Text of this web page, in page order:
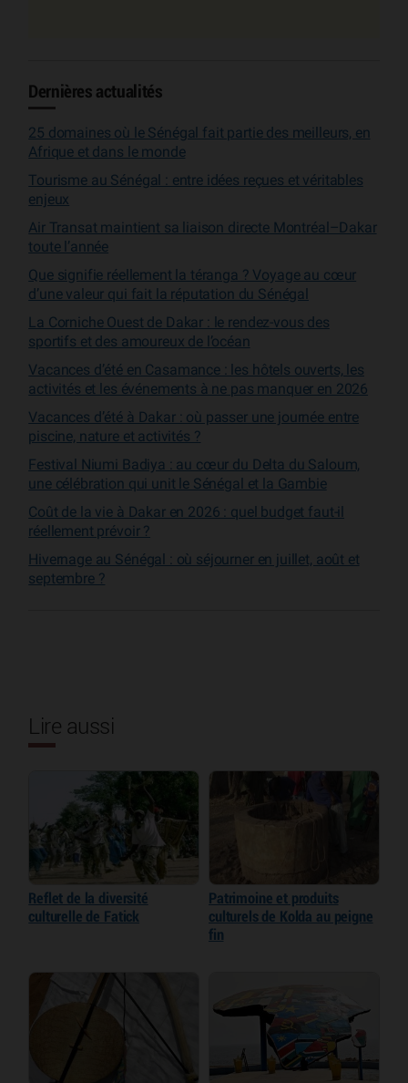
Dernières actualités
25 domaines où le Sénégal fait partie des meilleurs, en
Afrique et dans le monde
Tourisme au Sénégal : entre idées reçues et véritables
enjeux
Air Transat maintient sa liaison directe Montréal–Dakar
toute l’année
Que signifie réellement la téranga ? Voyage au cœur
d’une valeur qui fait la réputation du Sénégal
La Corniche Ouest de Dakar : le rendez-vous des
sportifs et des amoureux de l’océan
Vacances d’été en Casamance : les hôtels ouverts, les
activités et les événements à ne pas manquer en 2026
Vacances d’été à Dakar : où passer une journée entre
piscine, nature et activités ?
Festival Niumi Badiya : au cœur du Delta du Saloum,
une célébration qui unit le Sénégal et la Gambie
Coût de la vie à Dakar en 2026 : quel budget faut-il
réellement prévoir ?
Hivernage au Sénégal : où séjourner en juillet, août et
septembre ?
Lire aussi
Reflet de la diversité
culturelle de Fatick
Patrimoine et produits
culturels de Kolda au peigne
fin